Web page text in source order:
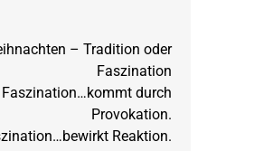
September 2008:
März 2008:
– Tradition oder
Faszination
Faszination…kommt durch
Provokation.
Reaktion.